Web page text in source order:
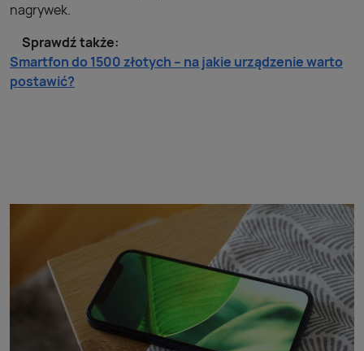
nagrywek.
Sprawdź także:
Smartfon do 1500 złotych – na jakie urządzenie warto
postawić?